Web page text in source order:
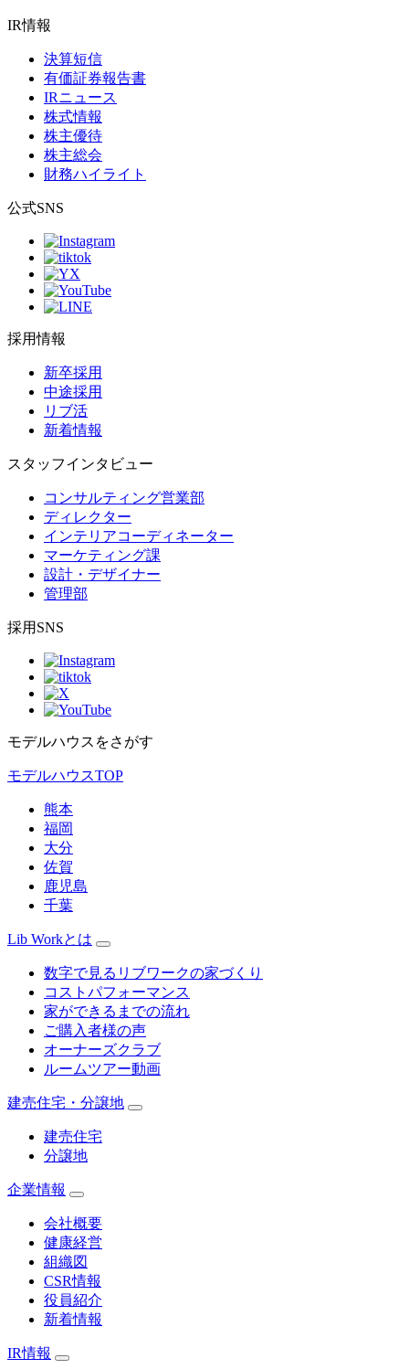
IR情報
決算短信
有価証券報告書
IRニュース
株式情報
株主優待
株主総会
財務ハイライト
公式SNS
採用情報
新卒採用
中途採用
リブ活
新着情報
スタッフインタビュー
コンサルティング営業部
ディレクター
インテリアコーディネーター
マーケティング課
設計・デザイナー
管理部
採用SNS
モデルハウスをさがす
モデルハウスTOP
熊本
福岡
大分
佐賀
鹿児島
千葉
Lib Workとは
数字で見るリブワークの家づくり
コストパフォーマンス
家ができるまでの流れ
ご購入者様の声
オーナーズクラブ
ルームツアー動画
建売住宅・分譲地
建売住宅
分譲地
企業情報
会社概要
健康経営
組織図
CSR情報
役員紹介
新着情報
IR情報